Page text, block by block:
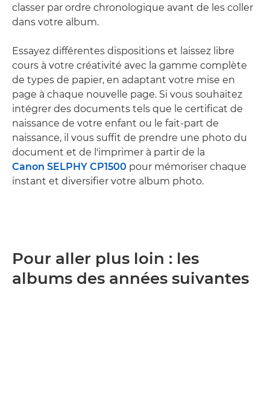
classer par ordre chronologique avant de les coller
dans votre album.
Essayez différentes dispositions et laissez libre
cours à votre créativité avec la gamme complète
de types de papier, en adaptant votre mise en
page à chaque nouvelle page. Si vous souhaitez
intégrer des documents tels que le certificat de
naissance de votre enfant ou le fait-part de
naissance, il vous suffit de prendre une photo du
document et de l'imprimer à partir de la
Canon SELPHY CP1500 pour mémoriser chaque
instant et diversifier votre album photo.
Pour aller plus loin : les
albums des années suivantes